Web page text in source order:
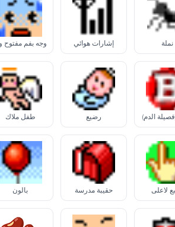
نملة إشارات هوائي
رضيع طفل ملاك
لأعلى حقيبة مدرسة بالون